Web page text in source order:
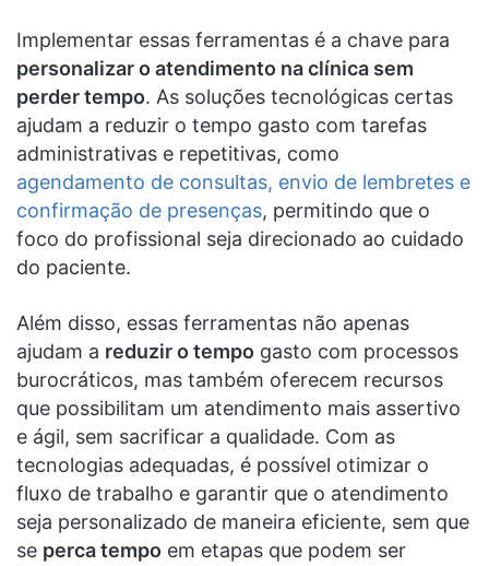
Implementar essas ferramentas é a chave para
personalizar o atendimento na clínica sem
perder tempo. As soluções tecnológicas certas
ajudam a reduzir o tempo gasto com tarefas
administrativas e repetitivas, como
agendamento de consultas, envio de lembretes e
confirmação de presenças, permitindo que o
foco do profissional seja direcionado ao cuidado
do paciente.
Além disso, essas ferramentas não apenas
ajudam a reduzir o tempo gasto com processos
burocráticos, mas também oferecem recursos
que possibilitam um atendimento mais assertivo
e ágil, sem sacrificar a qualidade. Com as
tecnologias adequadas, é possível otimizar o
fluxo de trabalho e garantir que o atendimento
seja personalizado de maneira eficiente, sem que
se perca tempo em etapas que podem ser